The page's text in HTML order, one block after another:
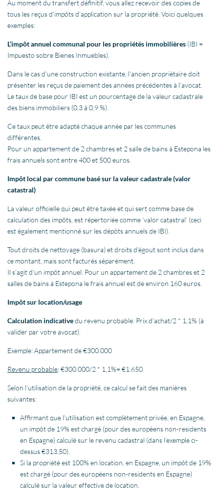
Au moment du transfert définitif, vous allez recevoir des copies de
tous les reçus d’impôts d’application sur la propriété. Voici quelques
exemples:
L’impôt annuel communal pour les propriétés immobilières (IBI =
Impuesto sobre Bienes Inmuebles).
Dans le cas d’une construction existante, l’ancien propriétaire doit
présenter les reçus de paiement des années précédentes à l’avocat.
Le taux de base pour IBI est un pourcentage de la valeur cadastrale
des biens immobiliers (0,3 à 0,9 %).
Ce taux peut être adapté chaque année par les communes
différentes.
Pour un appartement de 2 chambres et 2 salle de bains à Estepona les
frais annuels sont entre 400 et 500 euros.
Impôt local par commune basé sur la valeur cadastrale (valor
catastral)
La valeur officielle qui peut être taxée et qui sert comme base de
calculation des impôts, est répertoriée comme ‘valor catastral’ (ceci
est également mentionné sur les dépôts annuels de IBI).
Tout droits de nettoyage (basura) et droits d’égout sont inclus dans
ce montant, mais sont facturés séparément.
Il s’agit d’un impôt annuel. Pour un appartement de 2 chambres et 2
salles de bains á Estepona le frais annuel est de environ 160 euros.
Impôt sur location/usage
Calculation indicativedu revenu probable: Prix d’achat/2 * 1,1% (à
valider par votre avocat).
Exemple: Appartement de €300.000
Revenu probable: €300.000/2 * 1,1%= €1.650
Selon l’utilisation de la propriété, ce calcul se fait des manières
suivantes:
Affirmant que l’utilisation est complètement privée, en Espagne,
un impôt de 19% est chargé (pour des européens non-residents
en Espagne) calculé sur le revenu cadastral (dans l’exemple ci-
dessus €313,50).
Si la propriété est 100% en location, en Espagne, un impôt de 19%
est chargé (pour des européens non-residents en Espagne)
calculé sur la valeur effective de location.